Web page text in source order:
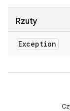
Rzuty
Exception